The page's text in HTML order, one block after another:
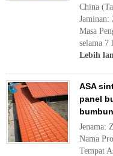
China
Jaminan:
Masa
selama 7
Lebih
ASA
panel
Jenama:
Nama
Tempat